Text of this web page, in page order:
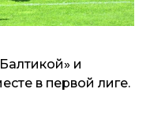
и
в первой лиге.